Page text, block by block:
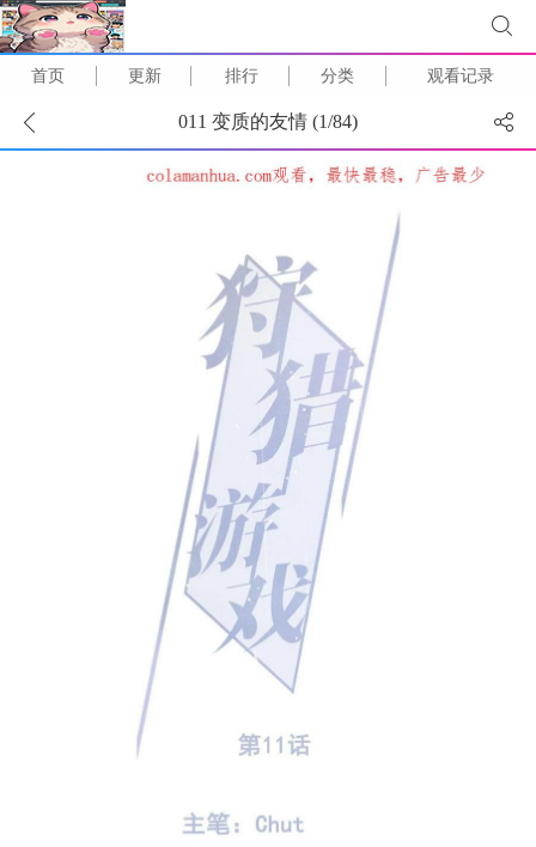
首页 更新 排行 分类 观看记录
011 变质的友情 (1/84)